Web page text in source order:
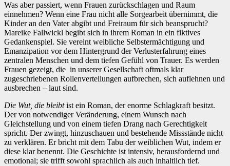
Was aber passiert, wenn Frauen zurückschlagen und Raum
einnehmen? Wenn eine Frau nicht alle Sorgearbeit übernimmt, die
Kinder an den Vater abgibt und Freiraum für sich beansprucht?
Mareike Fallwickl begibt sich in ihrem Roman in ein fiktives
Gedankenspiel. Sie vereint weibliche Selbstermächtigung und
Emanzipation vor dem Hintergrund der Verlusterfahrung eines
zentralen Menschen und dem tiefen Gefühl von Trauer. Es werden
Frauen gezeigt, die in unserer Gesellschaft oftmals klar
zugeschriebenen Rollenverteilungen aufbrechen, sich auflehnen und
ausbrechen – laut sind.
Die Wut, die bleibtist ein Roman, der enorme Schlagkraft besitzt.
Der von notwendiger Veränderung, einem Wunsch nach
Gleichstellung und von einem tiefen Drang nach Gerechtigkeit
spricht. Der zwingt, hinzuschauen und bestehende Missstände nicht
zu verklären. Er bricht mit dem Tabu der weiblichen Wut, indem er
diese klar benennt. Die Geschichte ist intensiv, herausfordernd und
emotional; sie trifft sowohl sprachlich als auch inhaltlich tief.